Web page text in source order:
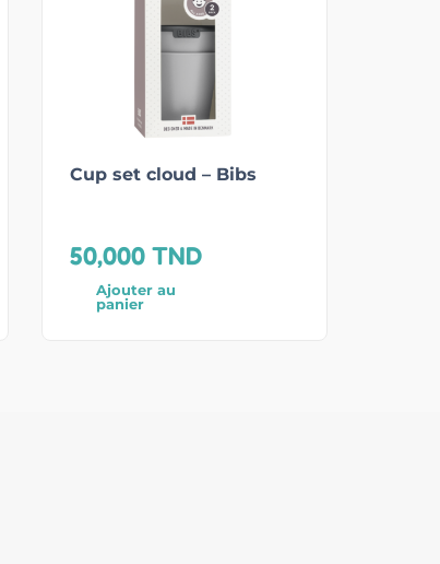
Cup set cloud – Bibs
50,000 TND
Ajouter au
panier